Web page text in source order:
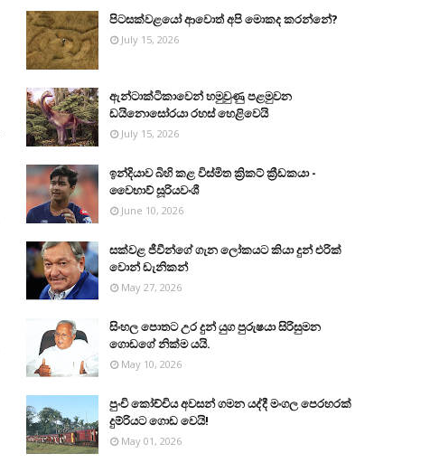
පිටසක්වළයෝ ආවොත් අපි මොකද කරන්නේ?
July 15, 2026
ඇන්ටාක්ටිකාවෙන් හමුවුණු පළමුවන
ඩයිනොසෝරයා රහස් හෙළිවෙයි
July 15, 2026
ඉන්දියාව බිහි කළ විස්මිත ක්‍රිකට් ක්‍රීඩකයා -
වෛභාව් සූරියවංශී
June 10, 2026
සක්වළ ජීවීන්ගේ ගැන ලෝකයට කියා දුන් එරික්
වොන් ඩැනිකන්
May 27, 2026
සිංහල පොතට උර දුන් යුග පුරුෂයා සිරිසුමන
ගොඩගේ නික්ම යයි.
May 10, 2026
පුංචි කෝච්චිය අවසන් ගමන යද්දී මංගල පෙරහරක්
දුම්රියට ගොඩ වෙයි!
May 01, 2026